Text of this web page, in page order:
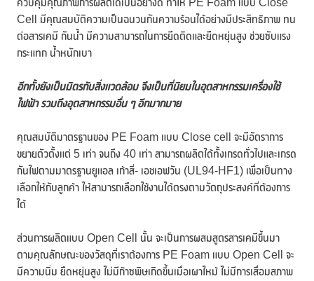
ควบคุมคุณภาพการผลิตได้เป็นอย่างดี ทำให้ PE Foam แบบ Close
Cell มีคุณสมบัติความเป็นฉนวนกันความร้อนได้อย่างมีประสิทธิภาพ ทน
ต่อสารเคมี กันน้ำ มีความสามารถในการยึดติดและยืดหยุ่นสูง ช่วยซับแรง
กระแทก น้ำหนักเบา
อีกทั้งยังเป็นมิตรกับสิ่งแวดล้อม จึงเป็นที่นิยมในอุตสาหกรรมเครื่องใช้
ไฟฟ้า รวมถึงอุตสาหกรรมอื่น ๆ อีกมากมาย
คุณสมบัติมาตรฐานของ PE Foam แบบ Close cell จะมีอัตราการ
ขยายตัวตั้งแต่ 5 เท่า จนถึง 40 เท่า สามารถผลิตได้ทั้งเกรดทั่วไปและเกรด
กันไฟตามมาตรฐานยูแอล เก้าสี่- เอชเอฟวัน (UL94-HF1) เพื่อเป็นทาง
เลือกให้กับลูกค้า ให้สามารถเลือกใช้งานได้ตรงตามวัตถุประสงค์ที่ต้องการ
ได้
ส่วนการผลิตแบบ Open Cell นั้น จะเป็นการผสมสูตรสารเคมีขึ้นมา
ตามคุณลักษณะของวัสดุที่เราต้องการ PE Foam แบบ Open Cell จะ
มีความนิ่ม ยืดหยุ่นสูง ไม่มีก๊าซพิษเกิดขึ้นเมื่อเผาไหม้ ไม่มีการเสื่อมสภาพ